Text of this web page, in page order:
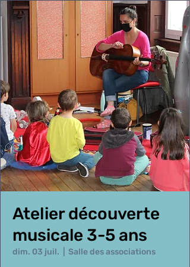
Atelier découverte
musicale 3-5 ans
dim. 03 juil. Salle des associations